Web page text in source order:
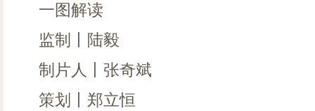
一图解读
监制丨陆毅
制片人丨张奇斌
策划丨郑立恒